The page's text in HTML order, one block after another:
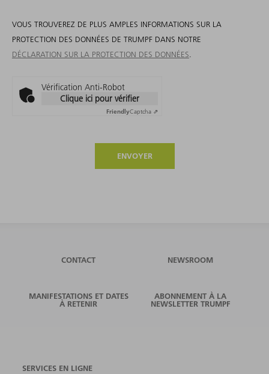
VOUS TROUVEREZ DE PLUS AMPLES INFORMATIONS SUR LA
PROTECTION DES DONNÉES DE TRUMPF DANS NOTRE
DÉCLARATION SUR LA PROTECTION DES DONNÉES
Vérification Anti-Robot
Clique ici pour vérifier
FriendlyCaptcha ⇗
ENVOYER
CONTACT NEWSROOM
MANIFESTATIONS ET DATES
À RETENIR
ABONNEMENT À LA
NEWSLETTER TRUMPF
SERVICES EN LIGNE